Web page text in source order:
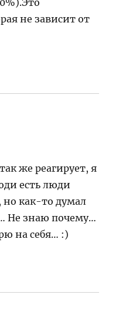
не зависит от
же реагирует, я
есть люди
но как-то думал
Не знаю почему…
на себя… :)